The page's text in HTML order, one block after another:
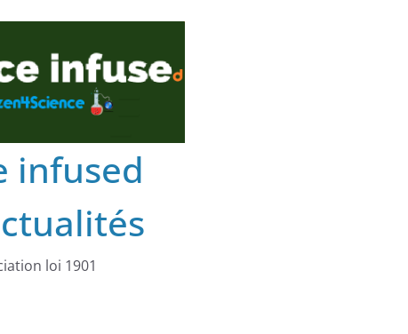
infused
loi 1901